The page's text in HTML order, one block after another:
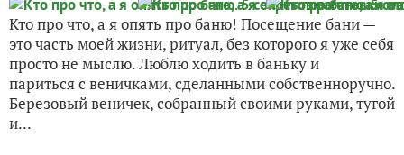
Кто про что, а я опять про баню! Посещение бани —
это часть моей жизни, ритуал, без которого я уже себя
просто не мыслю. Люблю ходить в баньку и
париться с веничками, сделанными собственноручно.
Березовый веничек, собранный своими руками, тугой
и...